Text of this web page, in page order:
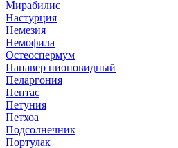
Мирабилис
Настурция
Немезия
Немофила
Остеоспермум
Папавер пионовидный
Пеларгония
Пентас
Петуния
Петхоа
Подсолнечник
Портулак